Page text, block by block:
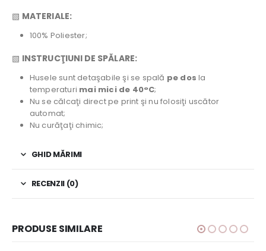
▧ MATERIALE:
100% Poliester;
▧ INSTRUCŢIUNI DE SPĂLARE:
Husele sunt detaşabile şi se spală pe dos la
temperaturi mai mici de 40°C;
Nu se călcaţi direct pe print şi nu folosiţi uscător
automat;
Nu curăţaţi chimic;
GHID MĂRIMI
RECENZII (0)
PRODUSE SIMILARE